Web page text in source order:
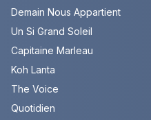
Demain Nous Appartient
Un Si Grand Soleil
Capitaine Marleau
Koh Lanta
The Voice
Quotidien